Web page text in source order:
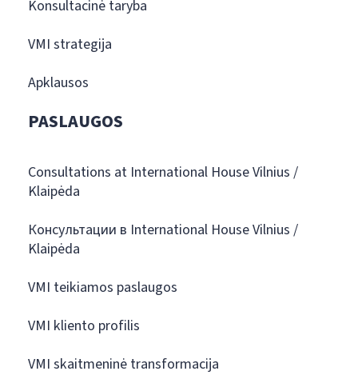
Konsultacinė taryba
VMI strategija
Apklausos
PASLAUGOS
Consultations at International House Vilnius /
Klaipėda
Консультации в International House Vilnius /
Klaipėda
VMI teikiamos paslaugos
VMI kliento profilis
VMI skaitmeninė transformacija